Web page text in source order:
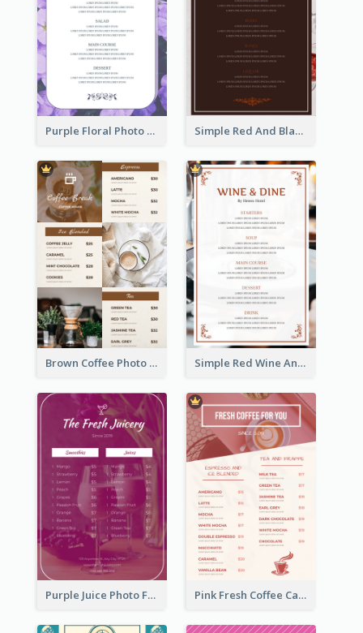
Purple Floral Photo Wedding Menu Simple Red And Black Wine Bar Menu
Brown Coffee Photo Grid Coffee Shop Menu Simple Red Wine And Dine Hotel Restaurant Menu
Purple Juice Photo Fresh Drink Menu Pink Fresh Coffee Cafe Photo Simple Menu